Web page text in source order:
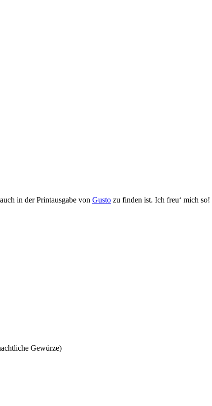
in der Printausgabe von Gusto zu finden ist. Ich freu‘ mich so!
Gewürze)